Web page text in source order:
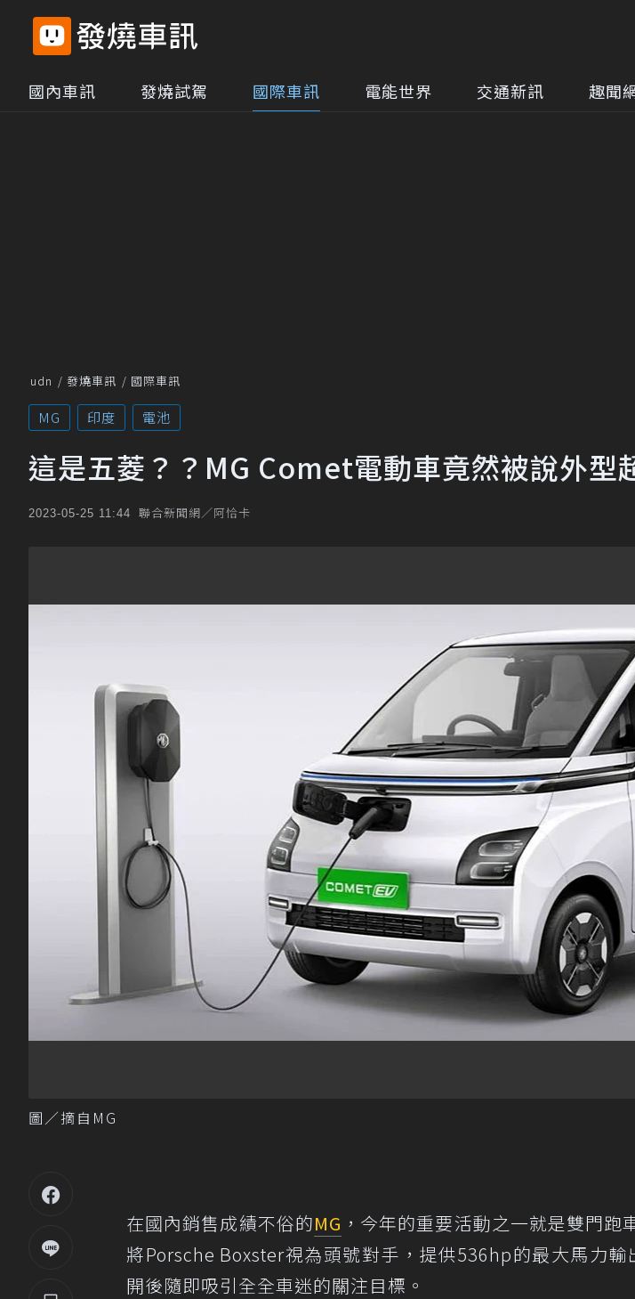
國內車訊 發燒試駕 國際車訊 電能世界 交通新訊 趣聞
udn 發燒車訊 國際車訊
MG 印度 電池
這是五菱？？MG Comet電動車竟然被說外型
2023-05-25 11:44 聯合新聞網／阿恰卡
圖／摘自MG
在國內銷售成績不俗的MG ，今年的重要活動之一就是雙門
將Porsche Boxster視為頭號對手，提供536hp的最大馬力
開後隨即吸引全全車迷的關注目標。